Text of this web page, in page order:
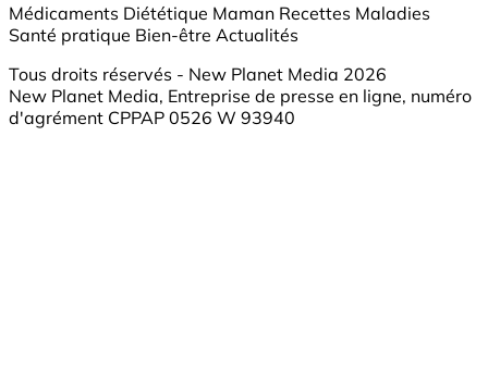
Médicaments Diététique Maman Recettes Maladies
Santé pratique Bien-être Actualités
Tous droits réservés - New Planet Media 2026
New Planet Media, Entreprise de presse en ligne, numéro
d'agrément CPPAP 0526 W 93940